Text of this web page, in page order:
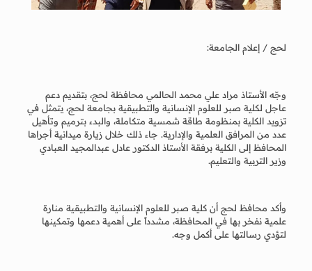
لحج / إعلام الجامعة:
وجّه الأستاذ مراد علي محمد الحالمي محافظة لحج، بتقديم دعم
عاجل لكلية صبر للعلوم الإنسانية والتطبيقية بجامعة لحج، يتمثل في
تزويد الكلية بمنظومة طاقة شمسية متكاملة، والبدء بترميم وتأهيل
عدد من المرافق العلمية والإدارية. جاء ذلك خلال زيارة ميدانية أجراها
المحافظ إلى الكلية برفقة الأستاذ الدكتور عادل عبدالمجيد العبادي
وزير التربية والتعليم.
وأكد محافظ لحج أن كلية صبر للعلوم الإنسانية والتطبيقية منارة
علمية نفخر بها في المحافظة، مشدداً على أهمية دعمها وتمكينها
لتؤدي رسالتها على أكمل وجه.